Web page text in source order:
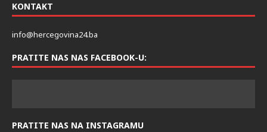
KONTAKT
info@hercegovina24.ba
PRATITE NAS NAS FACEBOOK-U:
PRATITE NAS NA INSTAGRAMU